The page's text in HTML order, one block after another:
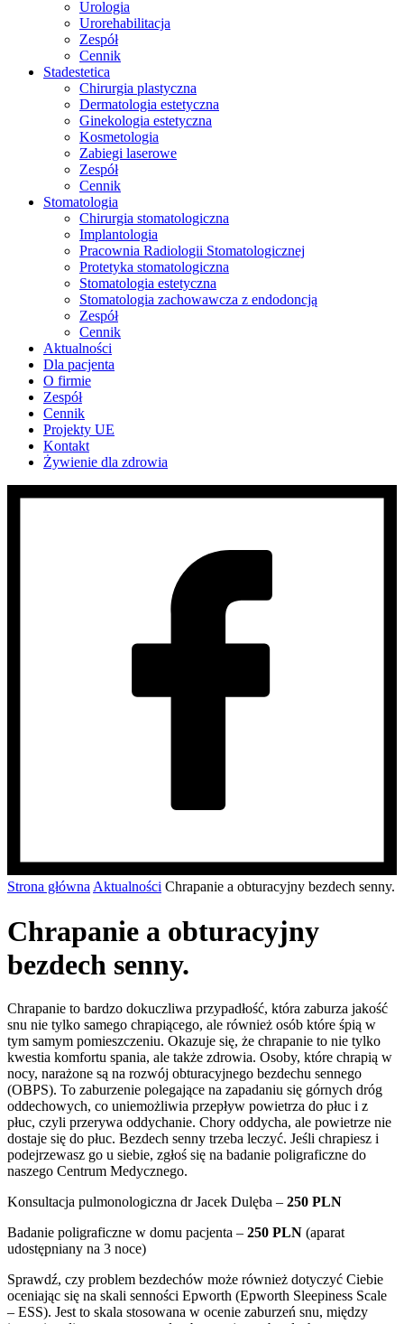
Urologia
Urorehabilitacja
Zespół
Cennik
Stadestetica
Chirurgia plastyczna
Dermatologia estetyczna
Ginekologia estetyczna
Kosmetologia
Zabiegi laserowe
Zespół
Cennik
Stomatologia
Chirurgia stomatologiczna
Implantologia
Pracownia Radiologii Stomatologicznej
Protetyka stomatologiczna
Stomatologia estetyczna
Stomatologia zachowawcza z endodoncją
Zespół
Cennik
Aktualności
Dla pacjenta
O firmie
Zespół
Cennik
Projekty UE
Kontakt
Żywienie dla zdrowia
Strona główna Aktualności Chrapanie a obturacyjny bezdech senny.
Chrapanie a obturacyjny
bezdech senny.
Chrapanie to bardzo dokuczliwa przypadłość, która zaburza jakość
snu nie tylko samego chrapiącego, ale również osób które śpią w
tym samym pomieszczeniu. Okazuje się, że chrapanie to nie tylko
kwestia komfortu spania, ale także zdrowia. Osoby, które chrapią w
nocy, narażone są na rozwój obturacyjnego bezdechu sennego
(OBPS). To zaburzenie polegające na zapadaniu się górnych dróg
oddechowych, co uniemożliwia przepływ powietrza do płuc i z
płuc, czyli przerywa oddychanie. Chory oddycha, ale powietrze nie
dostaje się do płuc. Bezdech senny trzeba leczyć. Jeśli chrapiesz i
podejrzewasz go u siebie, zgłoś się na badanie poligraficzne do
naszego Centrum Medycznego.
Konsultacja pulmonologiczna dr Jacek Dulęba – 250 PLN
Badanie poligraficzne w domu pacjenta – 250 PLN (aparat
udostępniany na 3 noce)
Sprawdź, czy problem bezdechów może również dotyczyć Ciebie
oceniając się na skali senności Epworth (Epworth Sleepiness Scale
– ESS). Jest to skala stosowana w ocenie zaburzeń snu, między